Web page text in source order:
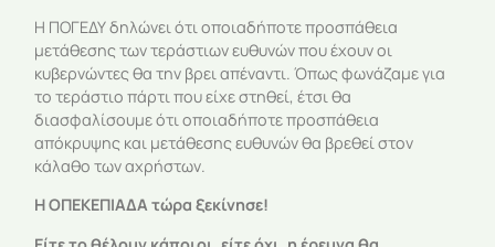
Η ΠΟΓΕΔΥ δηλώνει ότι οποιαδήποτε προσπάθεια
μετάθεσης των τεράστιων ευθυνών που έχουν οι
κυβερνώντες θα την βρει απέναντι. Όπως φωνάζαμε για
το τεράστιο πάρτι που είχε στηθεί, έτσι θα
διασφαλίσουμε ότι οποιαδήποτε προσπάθεια
απόκρυψης και μετάθεσης ευθυνών θα βρεθεί στον
κάλαθο των αχρήστων.
Η ΟΠΕΚΕΠΙΑΔΑ τώρα ξεκίνησε!